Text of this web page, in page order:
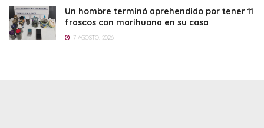
Un hombre terminó aprehendido por tener 11
frascos con marihuana en su casa
7 AGOSTO, 2026